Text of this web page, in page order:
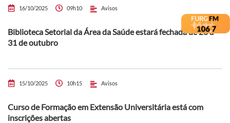
16/10/2025 09h10 Avisos
Biblioteca Setorial da Área da Saúde estará fechada de 20 a
31 de outubro
15/10/2025 10h15 Avisos
Curso de Formação em Extensão Universitária está com
inscrições abertas